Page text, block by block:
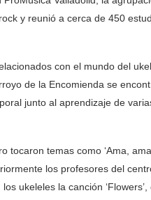
y reunió a cerca de 450
con el mundo del
de la Encomienda se
junto al aprendizaje de
tocaron temas como ‘Ama,
los profesores del
ukeleles la canción ‘Flowers’,